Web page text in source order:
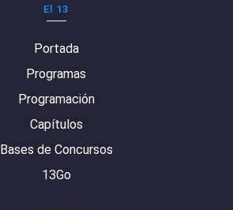
El 13
Portada
Programas
Programación
Capítulos
Bases de Concursos
13Go